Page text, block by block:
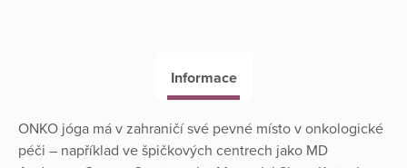
Informace
ONKO jóga má v zahraničí své pevné místo v onkologické
péči – například ve špičkových centrech jako MD